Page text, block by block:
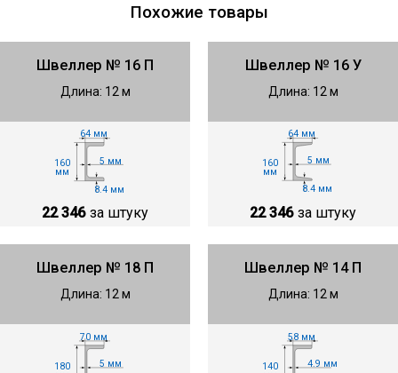
Похожие товары
Швеллер № 16 П
Длина: 12 м
64 мм
160
мм
5 мм
8.4 мм
22 346 за штуку
Швеллер № 16 У
Длина: 12 м
64 мм
160
мм
5 мм
8.4 мм
22 346 за штуку
Швеллер № 18 П
Длина: 12 м
70 мм
180 5 мм
Швеллер № 14 П
Длина: 12 м
58 мм
140 4.9 мм